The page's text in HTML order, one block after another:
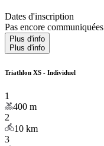
Dates d'inscription
Pas encore communiquées
Plus d'info
Plus d'info
Triathlon XS - Individuel
1
400 m
2
10 km
3